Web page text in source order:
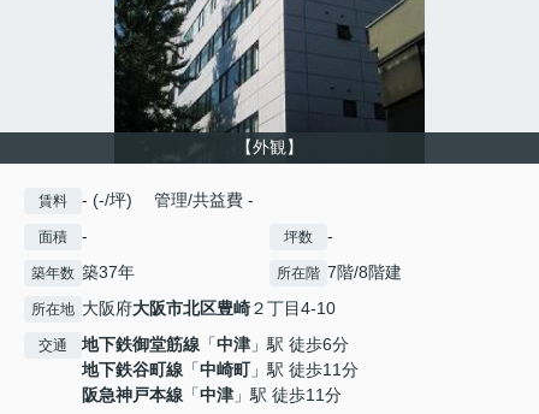
【外観】
賃料 - (-/坪) 管理/共益費 -
面積 - 坪数 -
築年数 築37年 所在階 7階/8階建
所在地 大阪府大阪市北区豊崎２丁目4-10
交通 地下鉄御堂筋線 「中津 」駅 徒歩6分
地下鉄谷町線 「中崎町」駅 徒歩11分
阪急神戸本線 「中津 」駅 徒歩11分